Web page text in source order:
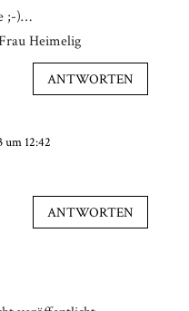
;-)…
Heimelig
ANTWORTEN
um 12:42
ANTWORTEN